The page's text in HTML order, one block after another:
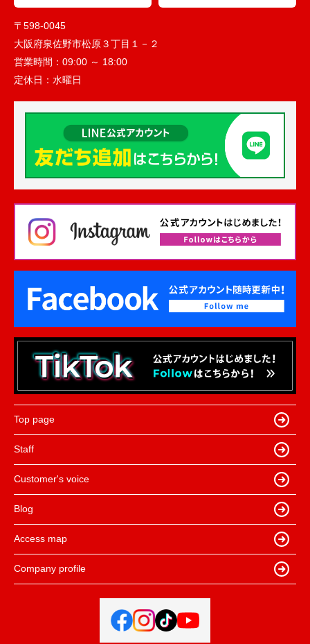
〒598-0045
大阪府泉佐野市松原３丁目１－２
営業時間： 09:00 ～ 18:00
定休日： 水曜日
Top page
Staff
Customer's voice
Blog
Access map
Company profile